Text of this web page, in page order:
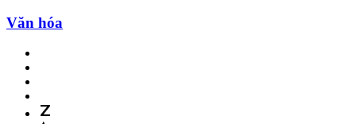
Văn hóa